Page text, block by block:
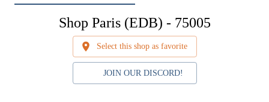
Shop Paris (EDB) - 75005
Select this shop as favorite
JOIN OUR DISCORD!